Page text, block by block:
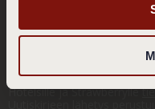
Tilaa Klaus K:n
Lähetämme sinulle
Jättämällä meille
käsittelyyn, sekä
Hotelsille ja Strawberrylle